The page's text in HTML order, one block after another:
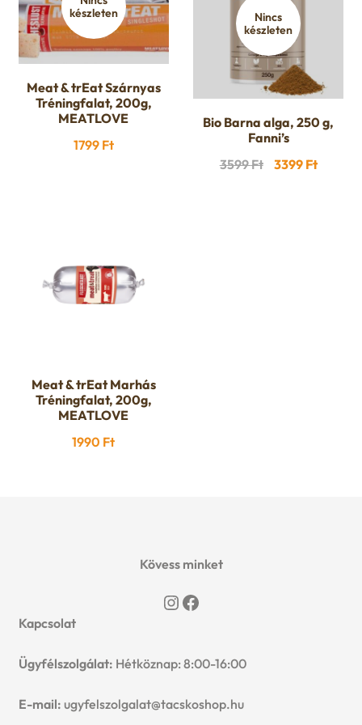
készleten
Meat & trEat Szárnyas
Tréningfalat, 200g,
MEATLOVE
1799 Ft
Nincs
készleten
Bio Barna alga, 250 g,
Fanni’s
3599Ft Original
3399 FtCurrent
Meat & trEat Marhás
Tréningfalat, 200g,
MEATLOVE
1990 Ft
Kövess minket
Instagram
Facebook
Kapcsolat
Ügyfélszolgálat: Hétköznap: 8:00-16:00
E-mail: ugyfelszolgalat@tacskoshop.hu